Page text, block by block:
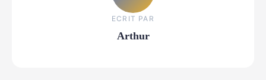
ECRIT PAR
Arthur